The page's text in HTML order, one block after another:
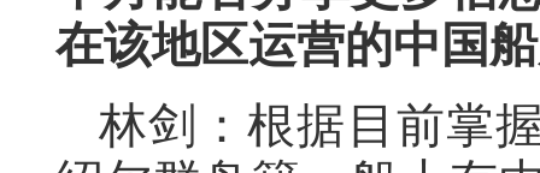
在该地区运营的中国
林剑：根据目前掌